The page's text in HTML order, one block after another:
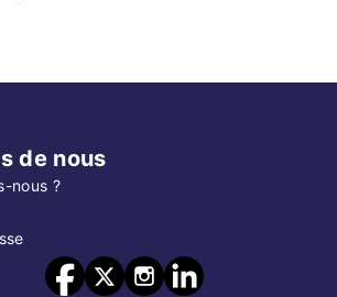
de nous
nous ?